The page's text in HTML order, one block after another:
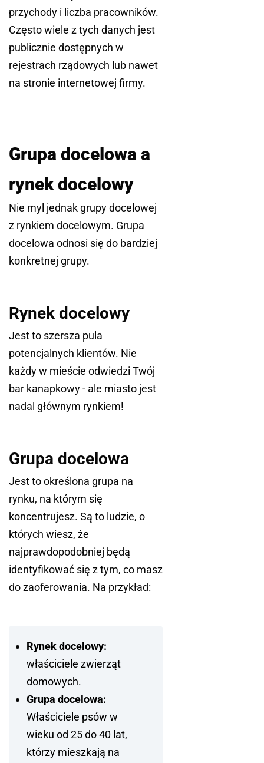
przychody i liczba pracowników.
Często wiele z tych danych jest
publicznie dostępnych w
rejestrach rządowych lub nawet
na stronie internetowej firmy.
Grupa docelowa a
rynek docelowy
Nie myl jednak grupy docelowej
z rynkiem docelowym. Grupa
docelowa odnosi się do bardziej
konkretnej grupy.
Rynek docelowy
Jest to szersza pula
potencjalnych klientów. Nie
każdy w mieście odwiedzi Twój
bar kanapkowy - ale miasto jest
nadal głównym rynkiem!
Grupa docelowa
Jest to określona grupa na
rynku, na którym się
koncentrujesz. Są to ludzie, o
których wiesz, że
najprawdopodobniej będą
identyfikować się z tym, co masz
do zaoferowania. Na przykład:
Rynek docelowy:
właściciele zwierząt
domowych.
Grupa docelowa:
Właściciele psów w
wieku od 25 do 40 lat,
którzy mieszkają na